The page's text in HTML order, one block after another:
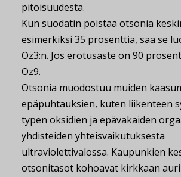
pitoisuudesta.
Kun suodatin poistaa otsonia
esimerkiksi 35 prosenttia, saa se
Oz3:n. Jos erotusaste on 90
Oz9.
Otsonia muodostuu muiden
epäpuhtauksien, kuten liikenteen
typen oksidien ja epävakaiden
yhdisteiden yhteisvaikutuksesta
ultraviolettivalossa. Kaupunkien
otsonitasot kohoavat kirkkaan